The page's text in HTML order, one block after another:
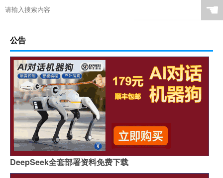
☚
公告
DeepSeek全套部署资料免费下载